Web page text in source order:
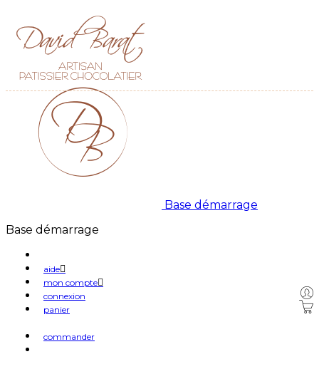
Base démarrage
Base démarrage
aide
mon compte
connexion
panier
commander